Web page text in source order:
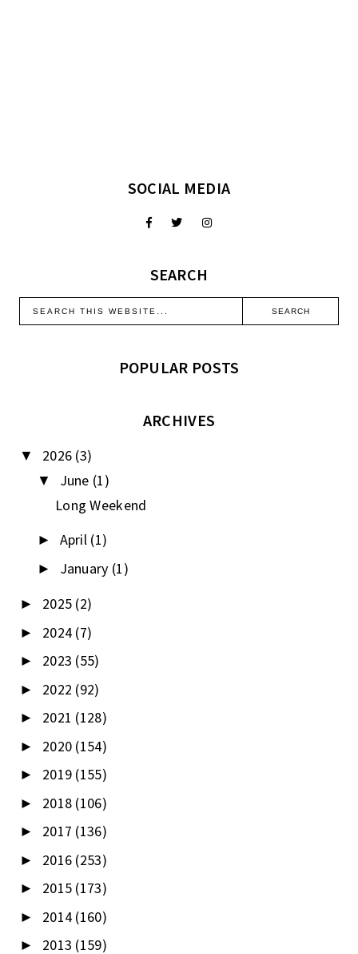
SOCIAL MEDIA
SEARCH
POPULAR POSTS
ARCHIVES
▼ 2026 (3)
▼ June (1)
Long Weekend
► April (1)
► January (1)
► 2025 (2)
► 2024 (7)
► 2023 (55)
► 2022 (92)
► 2021 (128)
► 2020 (154)
► 2019 (155)
► 2018 (106)
► 2017 (136)
► 2016 (253)
► 2015 (173)
► 2014 (160)
► 2013 (159)